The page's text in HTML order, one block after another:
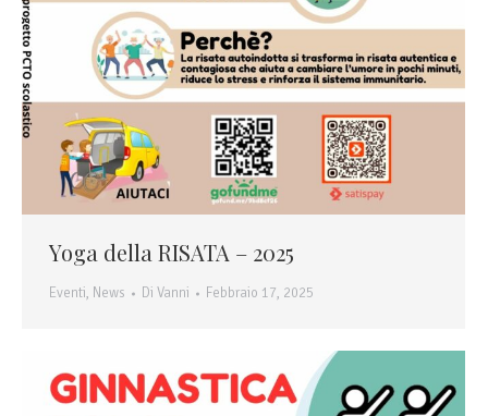
Yoga della RISATA – 2025
Eventi, News Di Vanni Febbraio 17, 2025